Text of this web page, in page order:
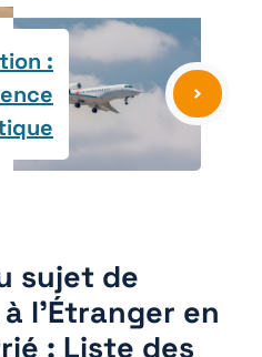
:
sujet de
l’Étranger en
: Liste des